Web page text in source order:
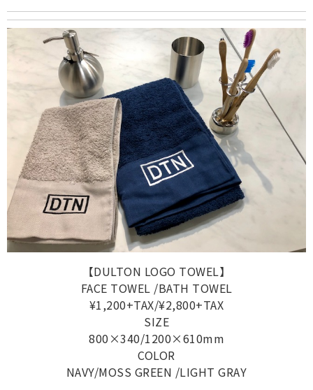
【DULTON LOGO TOWEL】
FACE TOWEL /BATH TOWEL
¥1,200+TAX/¥2,800+TAX
SIZE
800×340/1200×610mm
COLOR
NAVY/MOSS GREEN /LIGHT GRAY